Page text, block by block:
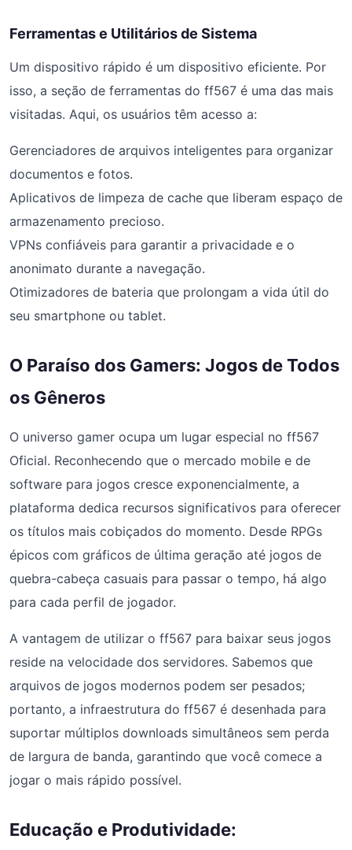
Ferramentas e Utilitários de Sistema
Um dispositivo rápido é um dispositivo eficiente. Por
isso, a seção de ferramentas do ff567 é uma das mais
visitadas. Aqui, os usuários têm acesso a:
Gerenciadores de arquivos inteligentes para organizar
documentos e fotos.
Aplicativos de limpeza de cache que liberam espaço de
armazenamento precioso.
VPNs confiáveis para garantir a privacidade e o
anonimato durante a navegação.
Otimizadores de bateria que prolongam a vida útil do
seu smartphone ou tablet.
O Paraíso dos Gamers: Jogos de Todos
os Gêneros
O universo gamer ocupa um lugar especial no ff567
Oficial. Reconhecendo que o mercado mobile e de
software para jogos cresce exponencialmente, a
plataforma dedica recursos significativos para oferecer
os títulos mais cobiçados do momento. Desde RPGs
épicos com gráficos de última geração até jogos de
quebra-cabeça casuais para passar o tempo, há algo
para cada perfil de jogador.
A vantagem de utilizar o ff567 para baixar seus jogos
reside na velocidade dos servidores. Sabemos que
arquivos de jogos modernos podem ser pesados;
portanto, a infraestrutura do ff567 é desenhada para
suportar múltiplos downloads simultâneos sem perda
de largura de banda, garantindo que você comece a
jogar o mais rápido possível.
Educação e Produtividade: